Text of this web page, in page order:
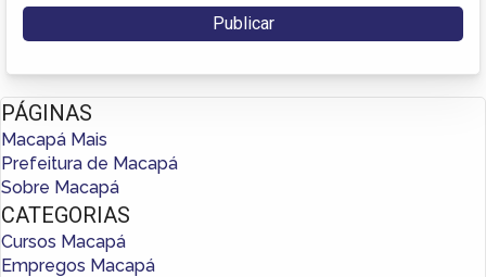
PÁGINAS
Macapá Mais
Prefeitura de Macapá
Sobre Macapá
CATEGORIAS
Cursos Macapá
Empregos Macapá